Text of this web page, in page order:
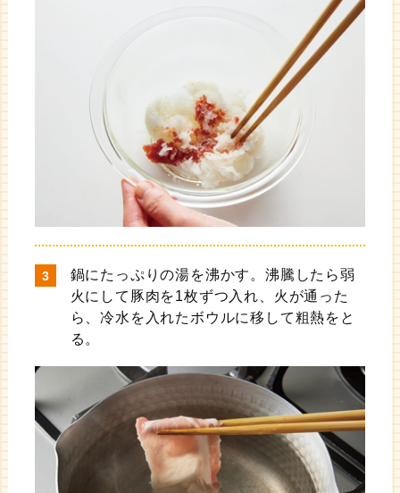
鍋にたっぷりの湯を沸かす。沸騰したら弱
火にして豚肉を1枚ずつ入れ、火が通った
ら、冷水を入れたボウルに移して粗熱をと
る。